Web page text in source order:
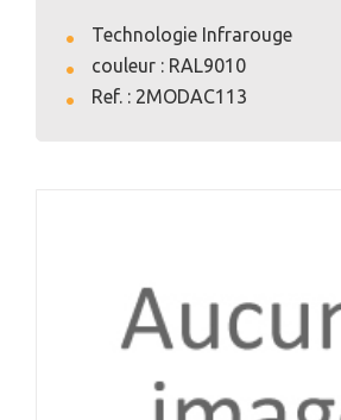
Technologie Infrarouge
couleur : RAL9010
Ref. : 2MODAC113